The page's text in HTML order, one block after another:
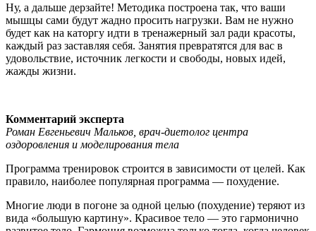
Ну, а дальше дерзайте! Методика построена так, что ваши
мышцы сами будут жадно просить нагрузки. Вам не нужно
будет как на каторгу идти в тренажерный зал ради красоты,
каждый раз заставляя себя. Занятия превратятся для вас в
удовольствие, источник легкости и свободы, новых идей,
жажды жизни.
Комментарий эксперта
Роман Евгеньевич Мальков, врач-диетолог центра
оздоровления и моделирования тела
Программа тренировок строится в зависимости от целей. Как
правило, наиболее популярная программа — похудение.
Многие люди в погоне за одной целью (похудение) теряют из
вида «большую картину». Красивое тело — это гармонично